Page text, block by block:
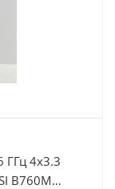
ГГц 4x3.3
B760M